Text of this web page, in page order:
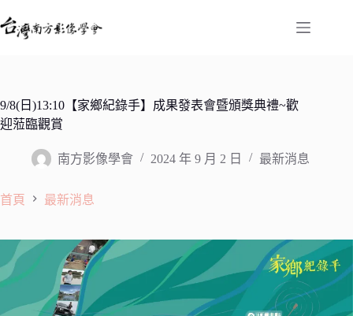
至
容
9/8(日)13:10【家鄉紀錄手】成果發表會暨頒獎典禮~歡
迎蒞臨觀賞
南方影像學會 2024 年 9 月 2 日 最新消息
首頁 最新消息